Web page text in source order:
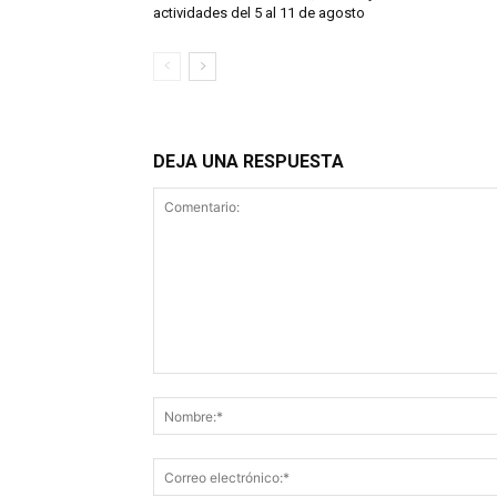
actividades del 5 al 11 de agosto
DEJA UNA RESPUESTA